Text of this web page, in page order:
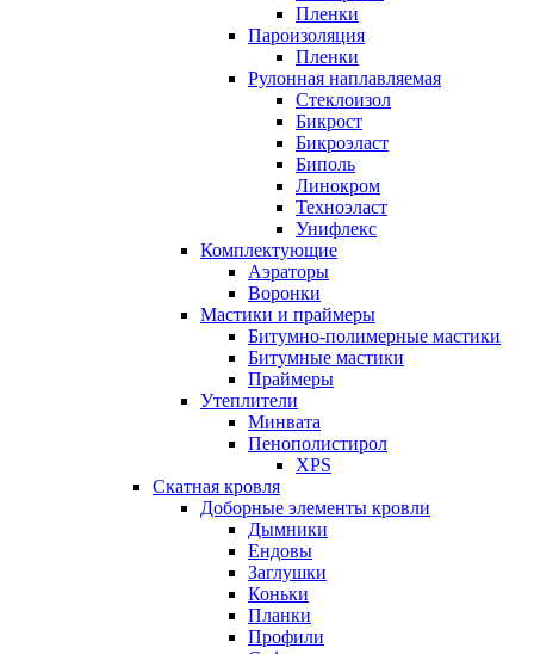
Пленки
Пароизоляция
Пленки
Рулонная наплавляемая
Cтеклоизол
Бикрост
Бикроэласт
Биполь
Линокром
Техноэласт
Унифлекс
Комплектующие
Аэраторы
Воронки
Мастики и праймеры
Битумно-полимерные мастики
Битумные мастики
Праймеры
Утеплители
Минвата
Пенополистирол
XPS
Скатная кровля
Доборные элементы кровли
Дымники
Ендовы
Заглушки
Коньки
Планки
Профили